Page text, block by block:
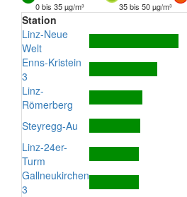
0 bis 35 µg/m³
35 bis 50 µg/m³
Station
Linz-Neue
Welt
Enns-Kristein
3
Linz-
Römerberg
Steyregg-Au
Linz-24er-
Turm
Gallneukirchen
3